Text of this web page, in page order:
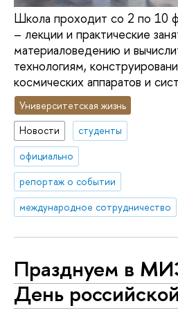
Школа проходит со 2 по 10
– лекции и практические
материаловедению и
технологиям,
космических аппаратов и
Университетская жизнь
Новости
студенты
официально
репортаж о событии
международное сотрудничество
Празднуем в
День